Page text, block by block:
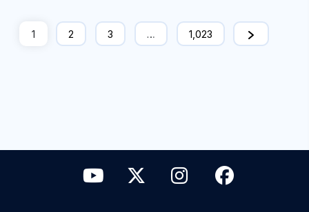
1 2 3 … 1,023